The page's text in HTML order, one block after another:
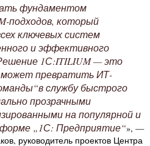
фундаментом
подходов, который
ключевых систем
и эффективного
1С:ITILIUM — это
превратить ИТ-
службу быстрого
прозрачными
на популярной и
„1С: Предприятие“», —
руководитель проектов Центра